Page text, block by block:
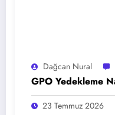
Dağcan Nural
GPO Yedekleme
23 Temmuz 2026